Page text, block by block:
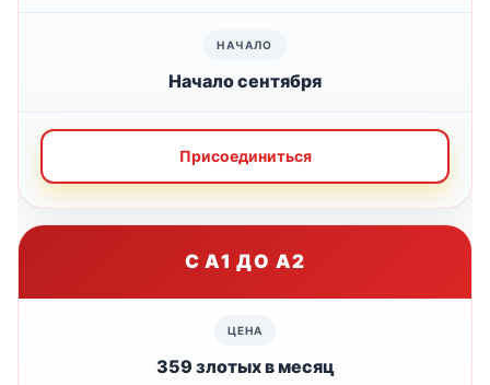
Начало сентября
Присоединиться
С A1 ДО A2
359 злотых в месяц